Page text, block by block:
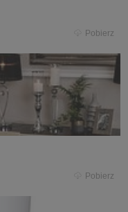
Pobierz
Pobierz